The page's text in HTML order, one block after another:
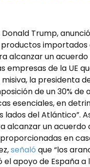
Donald Trump,
alcanzar un acuerdo
empresas de la UE
la presidenta
de un 30%
esenciales, en
del Atlántico”.
alcanzar un
en
señaló que “los
apoyo de España a